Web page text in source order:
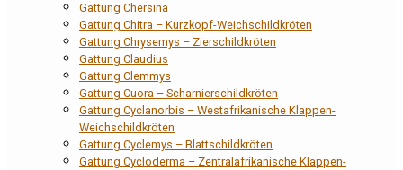
Gattung Chersina
Gattung Chitra – Kurzkopf-Weichschildkröten
Gattung Chrysemys – Zierschildkröten
Gattung Claudius
Gattung Clemmys
Gattung Cuora – Scharnierschildkröten
Gattung Cyclanorbis – Westafrikanische Klappen-
Weichschildkröten
Gattung Cyclemys – Blattschildkröten
Gattung Cycloderma – Zentralafrikanische Klappen-